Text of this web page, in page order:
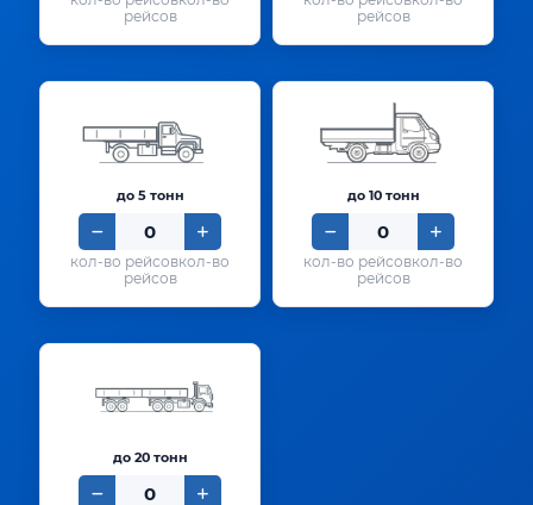
рейсов
рейсов
до 5 тонн
кол-во
рейсов
до 10 тонн
кол-во
рейсов
до 20 тонн